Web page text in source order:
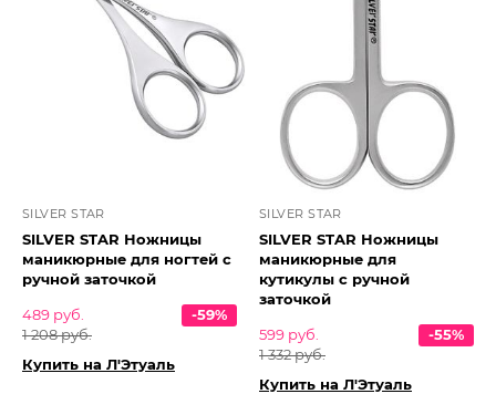
SILVER STAR
SILVER STAR Ножницы
маникюрные для ногтей с
ручной заточкой
489 руб.
1 208 руб.
-59%
Купить на Л'Этуаль
SILVER STAR
SILVER STAR Ножницы
маникюрные для
кутикулы с ручной
заточкой
599 руб.
1 332 руб.
-55%
Купить на Л'Этуаль